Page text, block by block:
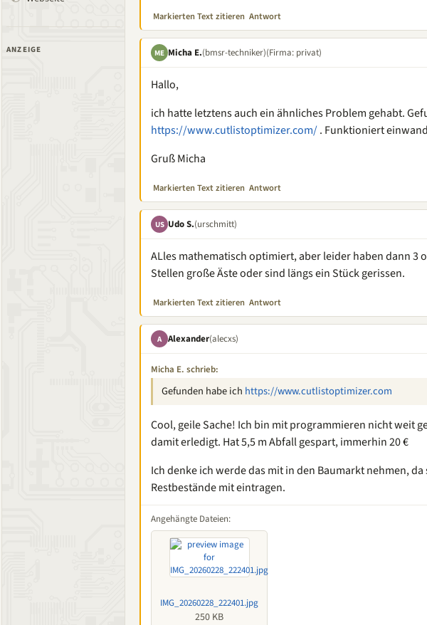
ANZEIGE
Markierten Text zitieren Antwort
ME Micha E.(bmsr-techniker)(Firma: privat)
Hallo,
ich hatte letztens auch ein ähnliches Problem gehabt.
https://www.cutlistoptimizer.com/. Funktioniert
Gruß Micha
Markierten Text zitieren Antwort
US Udo S.(urschmitt)
ALles mathematisch optimiert, aber leider haben dann 3
Stellen große Äste oder sind längs ein Stück gerissen.
Markierten Text zitieren Antwort
A Alexander(alecxs)
Micha E. schrieb:
Gefunden habe ich https://www.cutlistoptimizer.com
Cool, geile Sache! Ich bin mit programmieren nicht weit
damit erledigt. Hat 5,5 m Abfall gespart, immerhin 20 €
Ich denke ich werde das mit in den Baumarkt nehmen,
Restbestände mit eintragen.
Angehängte Dateien:
IMG_20260228_222401.jpg
250 KB